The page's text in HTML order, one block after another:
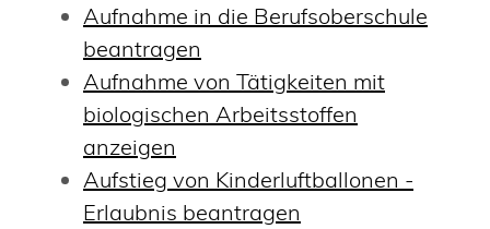
Aufnahme in die Berufsoberschule
beantragen
Aufnahme von Tätigkeiten mit
biologischen Arbeitsstoffen
anzeigen
Aufstieg von Kinderluftballonen -
Erlaubnis beantragen